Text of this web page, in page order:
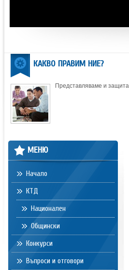
КАКВО ПРАВИМ НИЕ?
Представляваме и
МЕНЮ
Начало
КТД
Национален
Общински
Конкурси
Въпроси и отговори